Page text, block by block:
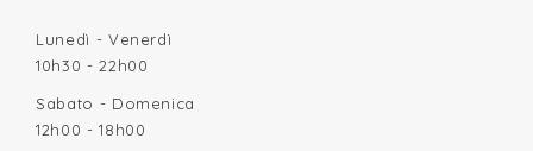
Lunedì - Venerdì
10h30 - 22h00
Sabato - Domenica
12h00 - 18h00